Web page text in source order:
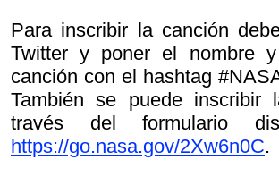
Para inscribir la canción
Twitter y poner el nombre
canción con el hashtag
También se puede inscribir
través del formulario
https://go.nasa.gov/2Xw6n0C.